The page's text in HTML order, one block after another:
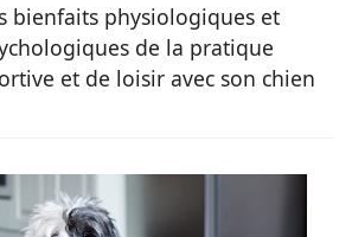
bienfaits physiologiques et
de la pratique
et de loisir avec son chien